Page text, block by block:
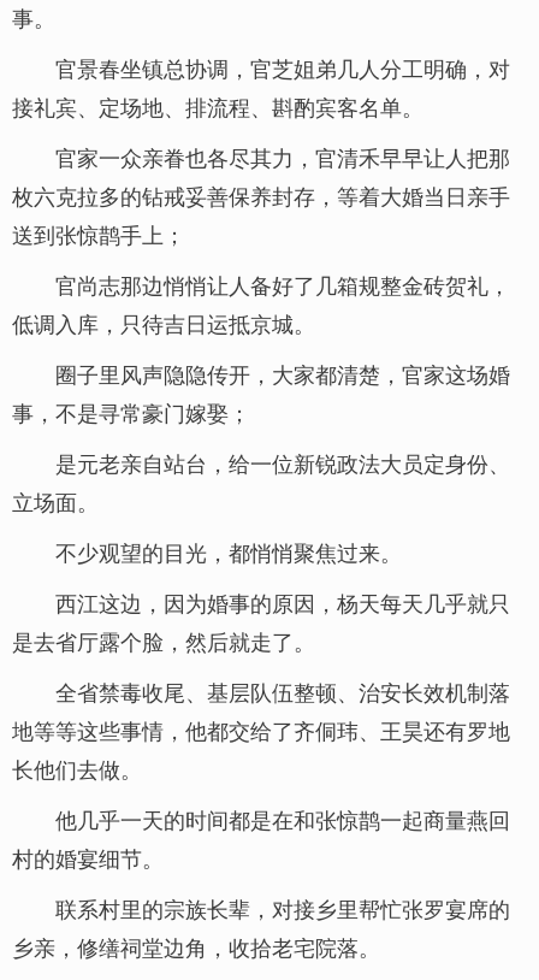
事。
官景春坐镇总协调，官芝姐弟几人分工明确，对
接礼宾、定场地、排流程、斟酌宾客名单。
官家一众亲眷也各尽其力，官清禾早早让人把那
枚六克拉多的钻戒妥善保养封存，等着大婚当日亲手
送到张惊鹊手上；
官尚志那边悄悄让人备好了几箱规整金砖贺礼，
低调入库，只待吉日运抵京城。
圈子里风声隐隐传开，大家都清楚，官家这场婚
事，不是寻常豪门嫁娶；
是元老亲自站台，给一位新锐政法大员定身份、
立场面。
不少观望的目光，都悄悄聚焦过来。
西江这边，因为婚事的原因，杨天每天几乎就只
是去省厅露个脸，然后就走了。
全省禁毒收尾、基层队伍整顿、治安长效机制落
地等等这些事情，他都交给了齐侗玮、王昊还有罗地
长他们去做。
他几乎一天的时间都是在和张惊鹊一起商量燕回
村的婚宴细节。
联系村里的宗族长辈，对接乡里帮忙张罗宴席的
乡亲，修缮祠堂边角，收拾老宅院落。